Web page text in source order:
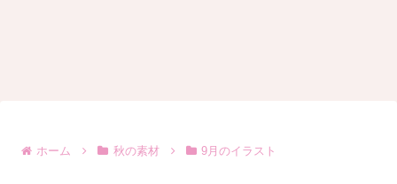
ホーム 秋の素材 9月のイラスト